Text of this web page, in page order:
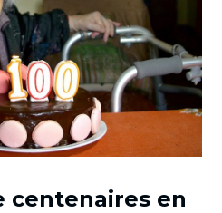
centenaires en